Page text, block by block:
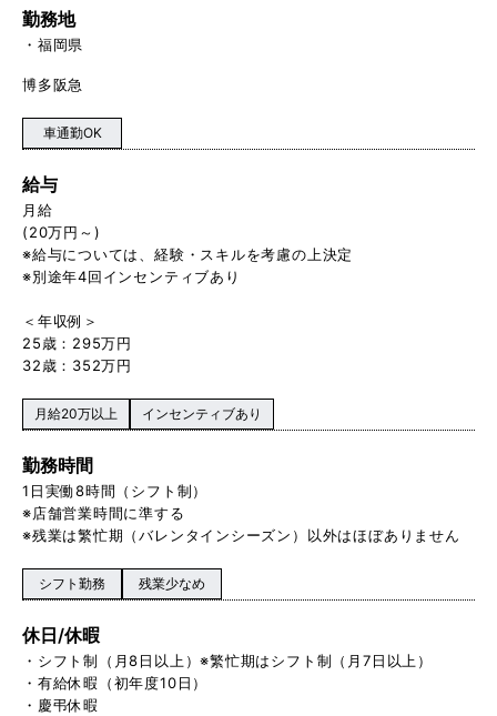
勤務地
福岡県
博多阪急
車通勤OK
給与
月給
(20万円～)
※給与については、経験・スキルを考慮の上決定
※別途年4回インセンティブあり
＜年収例＞
25歳：295万円
32歳：352万円
月給20万以上 インセンティブあり
勤務時間
1日実働8時間（シフト制）
※店舗営業時間に準する
※残業は繁忙期（バレンタインシーズン）以外はほぼありません
シフト勤務 残業少なめ
休日/休暇
・シフト制（月8日以上）※繁忙期はシフト制（月7日以上）
・有給休暇（初年度10日）
・慶弔休暇